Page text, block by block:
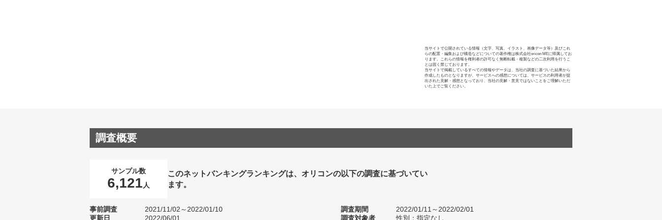
当サイトで公開されている情報（文字、写真、イラスト、画像データ等）及びこれ
らの配置・編集および構造などについての著作権は株式会社oricon MEに帰属してお
ります。これらの情報を権利者の許可なく無断転載・複製などの二次利用を行うこ
とは固く禁じております。
当サイトで掲載しているすべての情報やデータは、当社の調査に基づいた結果から
作成したものとなりますが、サービスへの感想については、サービスの利用者が提
出された見解・感想となっており、当社の見解・意見ではないことをご理解いただ
いた上でご覧ください。
調査概要
サンプル数
6,121 人
このネットバンキングランキングは、オリコンの以下の調査に基づいてい
ます。
事前調査
2021/11/02～2022/01/10
更新日
2022/06/01
調査期間
2022/01/11～2022/02/01
調査対象者
性別：指定なし